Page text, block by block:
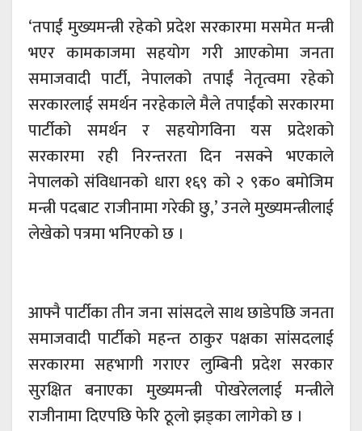
‘तपाईं मुख्यमन्त्री रहेको प्रदेश सरकारमा मसमेत मन्त्री
भएर कामकाजमा सहयोग गरी आएकोमा जनता
समाजवादी पार्टी, नेपालको तपाईं नेतृत्वमा रहेको
सरकारलाई समर्थन नरहेकाले मैले तपाईंको सरकारमा
पार्टीको समर्थन र सहयोगविना यस प्रदेशको
सरकारमा रही निरन्तरता दिन नसक्ने भएकाले
नेपालको संविधानको धारा १६९ को २ ९क० बमोजिम
मन्त्री पदबाट राजीनामा गरेकी छु,’ उनले मुख्यमन्त्रीलाई
लेखेको पत्रमा भनिएको छ ।
आफ्नै पार्टीका तीन जना सांसदले साथ छाडेपछि जनता
समाजवादी पार्टीको महन्त ठाकुर पक्षका सांसदलाई
सरकारमा सहभागी गराएर लुम्बिनी प्रदेश सरकार
सुरक्षित बनाएका मुख्यमन्त्री पोखरेललाई मन्त्रीले
राजीनामा दिएपछि फेरि ठूलो झड्का लागेको छ ।